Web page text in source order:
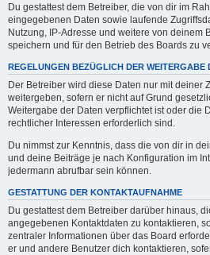
Du gestattest dem Betreiber, die von dir im
eingegebenen Daten sowie laufende
Nutzung, IP-Adresse und weitere von deinem
speichern und für den Betrieb des Boards zu
REGELUNGEN BEZÜGLICH DER WEITERGABE
Der Betreiber wird diese Daten nur mit deiner
weitergeben, sofern er nicht auf Grund
Weitergabe der Daten verpflichtet ist oder die
rechtlicher Interessen erforderlich sind.
Du nimmst zur Kenntnis, dass die von dir in
und deine Beiträge je nach Konfiguration im
jedermann abrufbar sein können.
GESTATTUNG DER KONTAKTAUFNAHME
Du gestattest dem Betreiber darüber hinaus,
angegebenen Kontaktdaten zu kontaktieren,
zentraler Informationen über das Board
er und andere Benutzer dich kontaktieren,